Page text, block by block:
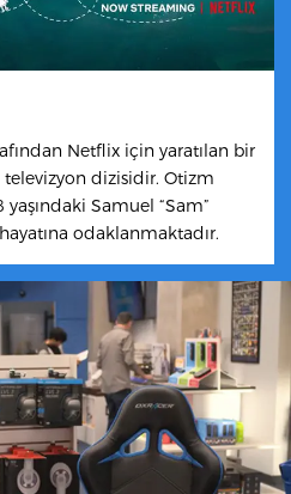
Netflix için yaratılan bir
dizisidir. Otizm
Samuel “Sam”
odaklanmaktadır.